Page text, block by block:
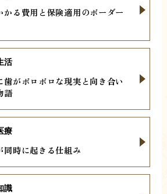
かる費用と保険適用のボーダー
歯がボロボロな現実と向き合い
語
活
同時に起きる仕組み
療
識